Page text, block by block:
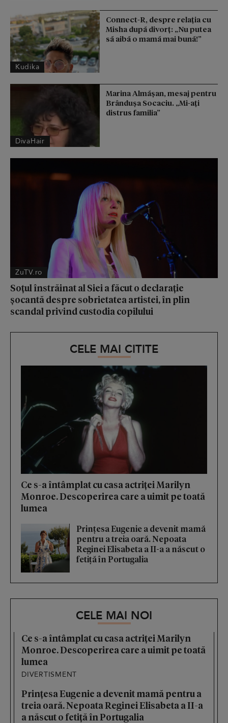
Kudika
Connect-R, despre relația cu
Misha după divorț: „Nu putea
să aibă o mamă mai bună!”
DivaHair
Marina Almășan, mesaj pentru
Brândușa Socaciu. „Mi-ați
distrus familia”
ZuTV.ro
Soțul înstrăinat al Siei a făcut o declarație
șocantă despre sobrietatea artistei, în plin
scandal privind custodia copilului
CELE MAI CITITE
Ce s-a întâmplat cu casa actriței Marilyn
Monroe. Descoperirea care a uimit pe toată
lumea
Prințesa Eugenie a devenit mamă
pentru a treia oară. Nepoata
Reginei Elisabeta a II-a a născut o
fetiță în Portugalia
CELE MAI NOI
Ce s-a întâmplat cu casa actriței Marilyn
Monroe. Descoperirea care a uimit pe toată
lumea
DIVERTISMENT
Prințesa Eugenie a devenit mamă pentru a
treia oară. Nepoata Reginei Elisabeta a II-a
a născut o fetiță în Portugalia